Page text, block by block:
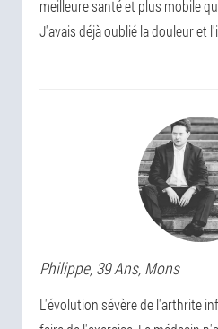
meilleure santé et plus mobile
J'avais déjà oublié la douleur et
Philippe, 39 Ans, Mons
L'évolution sévère de l'arthrite